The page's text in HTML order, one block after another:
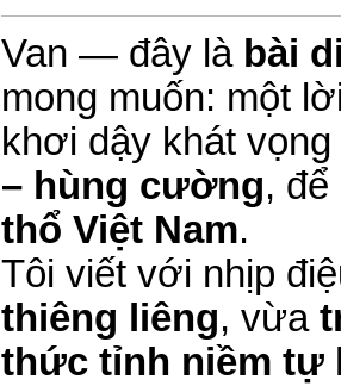
Van — đây là bài
mong muốn: một
khơi dậy khát vọng
– hùng cường, để
thổ Việt Nam.
Tôi viết với nhịp
thiêng liêng, vừa
thức tỉnh niềm tự